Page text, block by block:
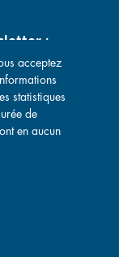
:
acceptez
statistiques
de
en aucun